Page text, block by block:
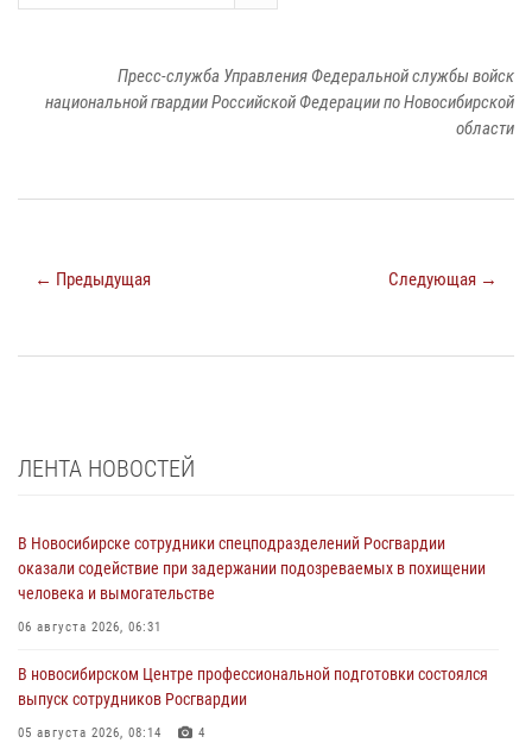
Пресс-служба Управления Федеральной службы войск
национальной гвардии Российской Федерации по Новосибирской
области
← Предыдущая Следующая →
ЛЕНТА НОВОСТЕЙ
В Новосибирске сотрудники спецподразделений Росгвардии
оказали содействие при задержании подозреваемых в похищении
человека и вымогательстве
06 августа 2026, 06:31
В новосибирском Центре профессиональной подготовки состоялся
выпуск сотрудников Росгвардии
05 августа 2026, 08:14 4